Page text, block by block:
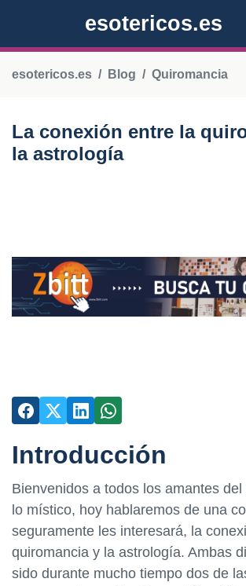
esotericos.es
esotericos.es Blog Quiromancia
La conexión entre la
la astrología
Introducción
Bienvenidos a todos los amantes
lo místico, hoy hablaremos de una
seguramente les interesará, la
quiromancia y la astrología. Ambas
sido durante mucho tiempo dos de